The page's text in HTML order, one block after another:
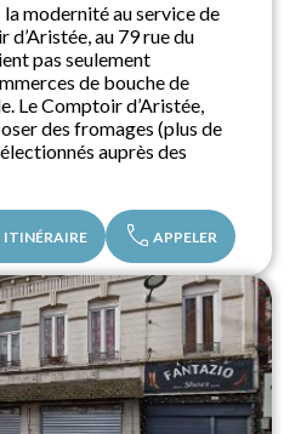
modernité au service de
au 79 rue du
pas seulement
de bouche de
Le Comptoir d’Aristée,
des fromages (plus de
auprès des
ITINÉRAIRE call APPELER